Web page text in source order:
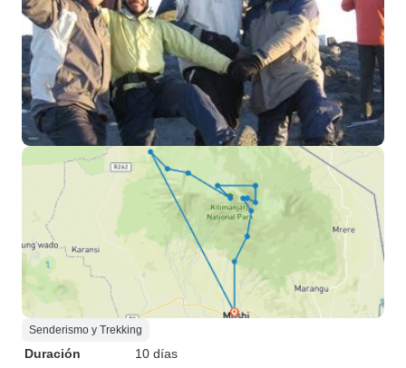
Senderismo y Trekking
Duración
10 días